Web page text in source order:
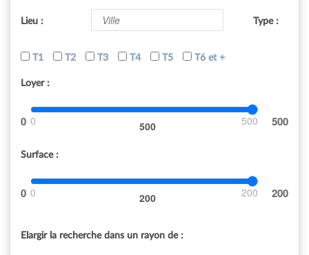
Lieu : Type :
T1 T2 T3 T4 T5 T6 et +
Loyer :
0 500 500
Surface :
0 200 200
Elargir la recherche dans un rayon de :